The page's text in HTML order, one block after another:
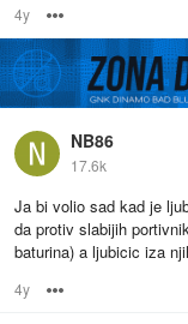
4y
NB86
17.6k
Ja bi volio sad kad je
da protiv slabijih
baturina) a ljubicic iza
4y